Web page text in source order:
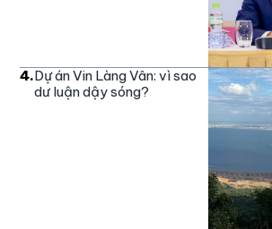
4.Dự án Vin Làng Vân: vì sao
dư luận dậy sóng?